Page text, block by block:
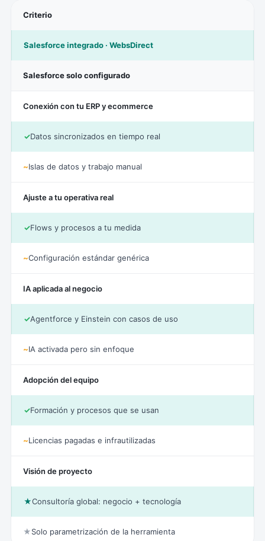
Criterio
Salesforce integrado · WebsDirect
Salesforce solo configurado
Conexión con tu ERP y ecommerce
✓Datos sincronizados en tiempo real
~Islas de datos y trabajo manual
Ajuste a tu operativa real
✓Flows y procesos a tu medida
~Configuración estándar genérica
IA aplicada al negocio
✓Agentforce y Einstein con casos de uso
~IA activada pero sin enfoque
Adopción del equipo
✓Formación y procesos que se usan
~Licencias pagadas e infrautilizadas
Visión de proyecto
★Consultoría global: negocio + tecnología
★Solo parametrización de la herramienta